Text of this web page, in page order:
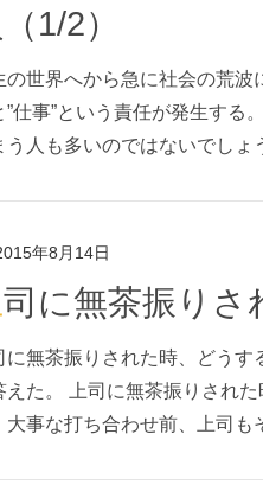
1/2）
の世界へから急に社会の荒波
”仕事”という責任が発生する
う人も多いのではないでし
年8月14日
上司に無茶振り
に無茶振りされた時、どう
えた。 上司に無茶振りされ
大事な打ち合わせ前、上司